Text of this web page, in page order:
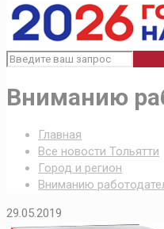
Вниманию
Главная
Все новости Тольятти
Город и регион
Вниманию
29.05.2019